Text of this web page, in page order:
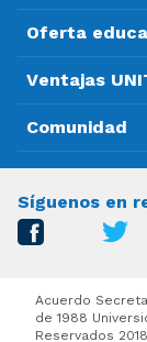
Oferta
Ventajas
Comunidad
Síguenos en
Acuerdo
de 1988
Reservados